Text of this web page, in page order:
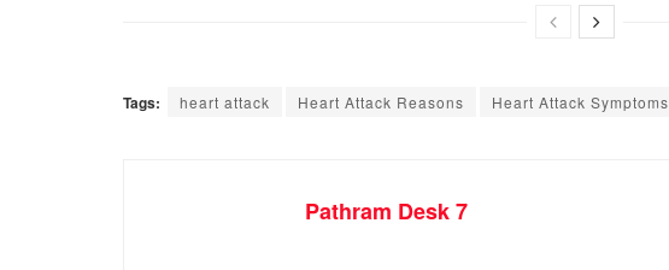
Tags: heart attack Heart Attack Reasons Heart Attack Symptoms
Pathram Desk 7